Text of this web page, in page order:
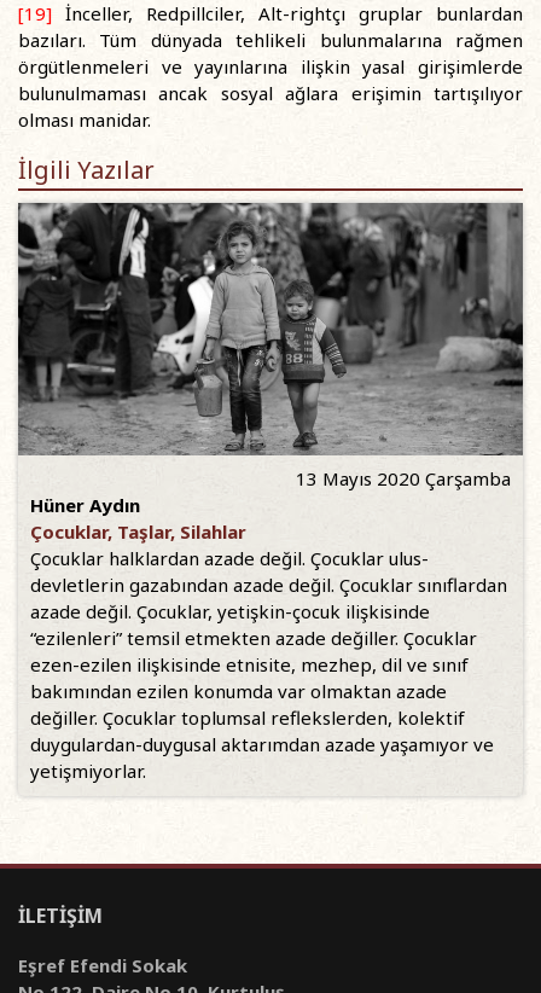
[19] İnceller, Redpillciler, Alt-rightçı gruplar bunlardan
bazıları. Tüm dünyada tehlikeli bulunmalarına rağmen
örgütlenmeleri ve yayınlarına ilişkin yasal girişimlerde
bulunulmaması ancak sosyal ağlara erişimin tartışılıyor
olması manidar.
İlgili Yazılar
13 Mayıs 2020 Çarşamba
Hüner Aydın
Çocuklar, Taşlar, Silahlar
Çocuklar halklardan azade değil. Çocuklar ulus-
devletlerin gazabından azade değil. Çocuklar sınıflardan
azade değil. Çocuklar, yetişkin-çocuk ilişkisinde
“ezilenleri” temsil etmekten azade değiller. Çocuklar
ezen-ezilen ilişkisinde etnisite, mezhep, dil ve sınıf
bakımından ezilen konumda var olmaktan azade
değiller. Çocuklar toplumsal reflekslerden, kolektif
duygulardan-duygusal aktarımdan azade yaşamıyor ve
yetişmiyorlar.
İLETİŞİM
Eşref Efendi Sokak